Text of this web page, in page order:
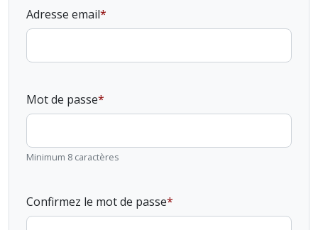
Adresse email
Mot de passe
Minimum 8 caractères
Confirmez le mot de passe